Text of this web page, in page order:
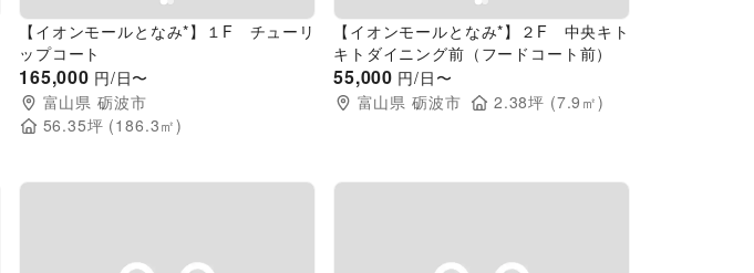
【イオンモールとなみ*】１F チューリ
ップコート
165,000 円/日〜
富山県 砺波市
56.35坪 (186.3㎡)
【イオンモールとなみ*】２F 中央キト
キトダイニング前（フードコート前）
55,000 円/日〜
富山県 砺波市 2.38坪 (7.9 ㎡)